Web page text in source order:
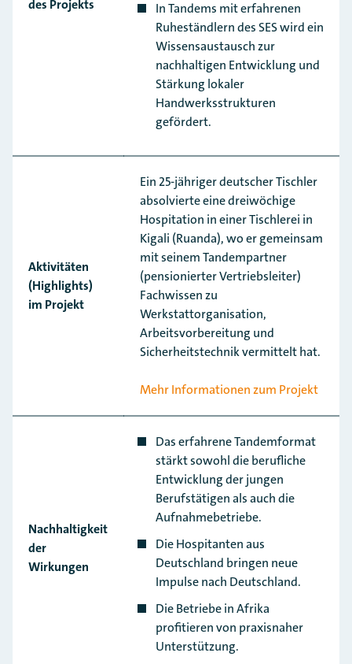
des Projekts
In Tandems mit erfahrenen
Ruheständlern des SES wird ein
Wissensaustausch zur
nachhaltigen Entwicklung und
Stärkung lokaler
Handwerksstrukturen
gefördert.
Aktivitäten
(Highlights)
im Projekt
Ein 25-jähriger deutscher Tischler
absolvierte eine dreiwöchige
Hospitation in einer Tischlerei in
Kigali (Ruanda), wo er gemeinsam
mit seinem Tandempartner
(pensionierter Vertriebsleiter)
Fachwissen zu
Werkstattorganisation,
Arbeitsvorbereitung und
Sicherheitstechnik vermittelt hat.
Mehr Informationen zum Projekt
Nachhaltigkeit
der
Wirkungen
Das erfahrene Tandemformat
stärkt sowohl die berufliche
Entwicklung der jungen
Berufstätigen als auch die
Aufnahmebetriebe.
Die Hospitanten aus
Deutschland bringen neue
Impulse nach Deutschland.
Die Betriebe in Afrika
profitieren von praxisnaher
Unterstützung.